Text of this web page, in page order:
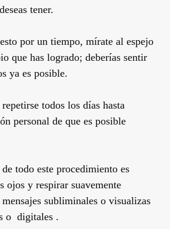
tener.
por un tiempo, mírate al espejo
que has logrado; deberías sentir
ya es posible.
todos los días hasta
personal de que es posible
todo este procedimiento es
ojos y respirar suavemente
mensajes subliminales o visualizas
o digitales .